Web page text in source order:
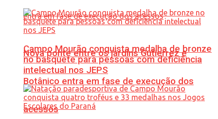
Nova ponte entre os jardins Gutierrez e
Botânico entra em fase de execução dos
acessos
Campo Mourão conquista medalha de bronze
no basquete para pessoas com deficiência
intelectual nos JEPS